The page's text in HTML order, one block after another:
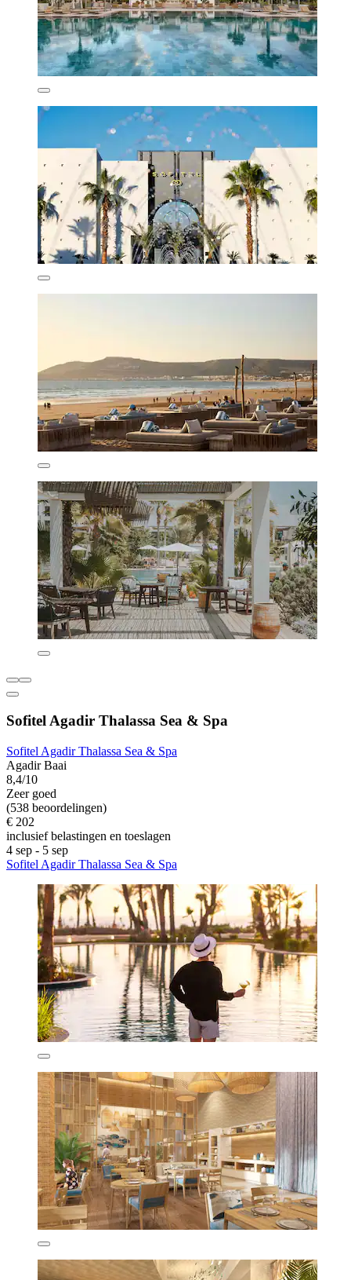
Sofitel Agadir Thalassa Sea & Spa
Sofitel Agadir Thalassa Sea & Spa
Agadir Baai
8,4/10
Zeer goed
(538 beoordelingen)
€ 202
inclusief belastingen en toeslagen
4 sep - 5 sep
Sofitel Agadir Thalassa Sea & Spa